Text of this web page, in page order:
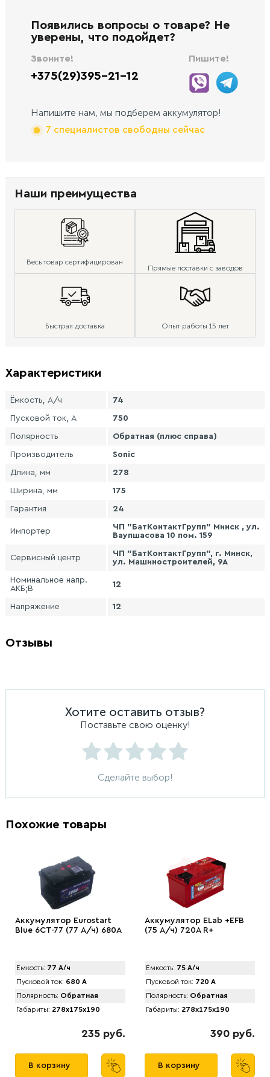
Появились вопросы о товаре? Не
уверены, что подойдет?
Звоните!
+375(29)395-21-12
Пишите!
Напишите нам, мы подберем аккумулятор!
7 специалистов свободны сейчас
Наши преимущества
Весь товар сертифицирован
Прямые поставки с заводов
Быстрая доставка Опыт работы 15 лет
Характеристики
Ёмкость, А/ч 74
Пусковой ток, А 750
Полярность Обратная (плюс справа)
Производитель Sonic
Длина, мм 278
Ширина, мм 175
Гарантия 24
Импортер
ЧП "БатКонтактГрупп" Минск , ул.
Ваупшасова 10 пом. 159
Сервисный центр
ЧП "БатКонтактГрупп", г. Минск,
ул. Машиностроителей, 9А
Номинальное напр.
АКБ;В
12
Напряжение 12
Отзывы
Хотите оставить отзыв?
Поставьте свою оценку!
Сделайте выбор!
Похожие товары
Аккумулятор Eurostart
Blue 6CT-77 (77 А/ч) 680А
Емкость: 77 А/ч
Пусковой ток: 680 А
Полярность: Обратная
Габариты: 278x175x190
235 руб.
В корзину
Аккумулятор ELab +EFB
(75 А/ч) 720A R+
Емкость: 75 А/ч
Пусковой ток: 720 А
Полярность: Обратная
Габариты: 278x175x190
390 руб.
В корзину